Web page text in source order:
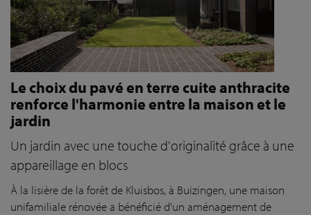
Le choix du pavé en terre cuite anthracite
renforce l'harmonie entre la maison et le
jardin
Un jardin avec une touche d'originalité grâce à une
appareillage en blocs
À la lisière de la forêt de Kluisbos, à Buizingen, une maison
unifamiliale rénovée a bénéficié d'un aménagement de